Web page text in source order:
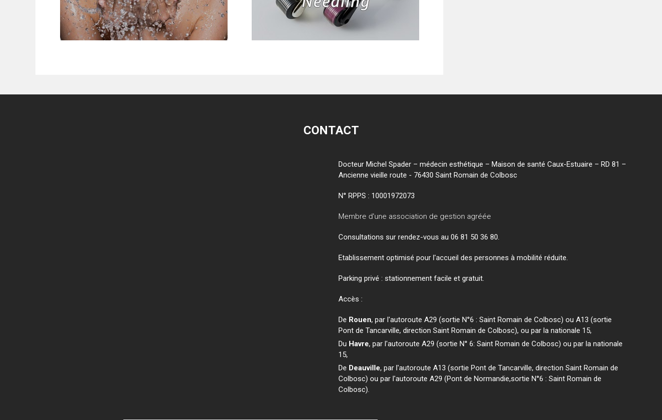
CONTACT
Docteur Michel Spader – médecin esthétique – Maison de santé Caux-Estuaire – RD 81 –
Ancienne vieille route - 76430 Saint Romain de Colbosc
N° RPPS : 10001972073
Membre d'une association de gestion agréée
Consultations sur rendez-vous au 06 81 50 36 80.
Etablissement optimisé pour l'accueil des personnes à mobilité réduite.
Parking privé : stationnement facile et gratuit.
Accès :
De Rouen, par l'autoroute A29 (sortie N°6 : Saint Romain de Colbosc) ou A13 (sortie
Pont de Tancarville, direction Saint Romain de Colbosc), ou par la nationale 15,
Du Havre, par l'autoroute A29 (sortie N° 6: Saint Romain de Colbosc) ou par la nationale
15,
De Deauville, par l'autoroute A13 (sortie Pont de Tancarville, direction Saint Romain de
Colbosc) ou par l'autoroute A29 (Pont de Normandie,sortie N°6 : Saint Romain de
Colbosc).